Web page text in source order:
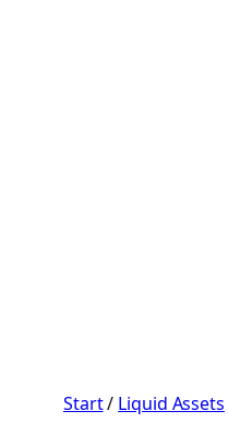
Start/ Liquid Assets